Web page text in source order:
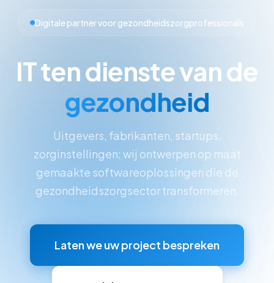
Digitale partner voor gezondheidszorgprofessionals
IT ten dienste van de
gezondheid
Uitgevers, fabrikanten, startups,
zorginstellingen: wij ontwerpen op maat
gemaakte softwareoplossingen die de
gezondheidszorgsector transformeren.
Laten we uw project bespreken